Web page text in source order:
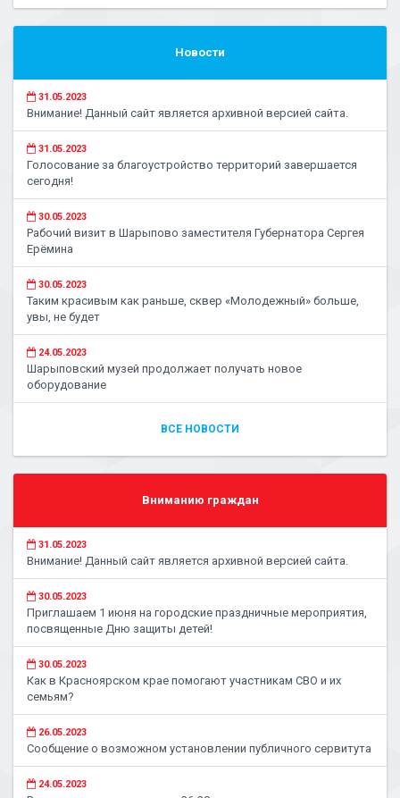
Новости
31.05.2023
Внимание! Данный сайт является архивной версией сайта.
31.05.2023
Голосование за благоустройство территорий завершается
сегодня!
30.05.2023
Рабочий визит в Шарыпово заместителя Губернатора Сергея
Ерёмина
30.05.2023
Таким красивым как раньше, сквер «Молодежный» больше,
увы, не будет
24.05.2023
Шарыповский музей продолжает получать новое
оборудование
ВСЕ НОВОСТИ
Вниманию граждан
31.05.2023
Внимание! Данный сайт является архивной версией сайта.
30.05.2023
Приглашаем 1 июня на городские праздничные мероприятия,
посвященные Дню защиты детей!
30.05.2023
Как в Красноярском крае помогают участникам СВО и их
семьям?
26.05.2023
Сообщение о возможном установлении публичного сервитута
24.05.2023